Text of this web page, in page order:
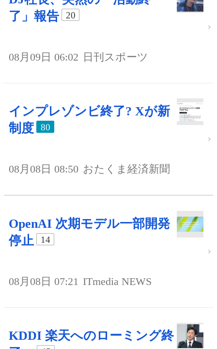
了」報告
20
08月09日 06:02 日刊スポーツ
インプレゾンビ終了? Xが新
制度
80
08月08日 08:50 おたくま経済新聞
OpenAI 次期モデル一部開発
停止
14
08月08日 07:21 ITmedia NEWS
KDDI 楽天へのローミング終